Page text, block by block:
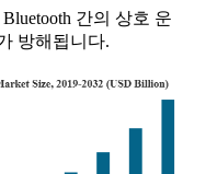
간의 상호 운
방해됩니다.